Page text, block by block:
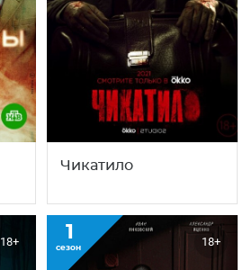
Чикатило
18+ 1
сезон 18+